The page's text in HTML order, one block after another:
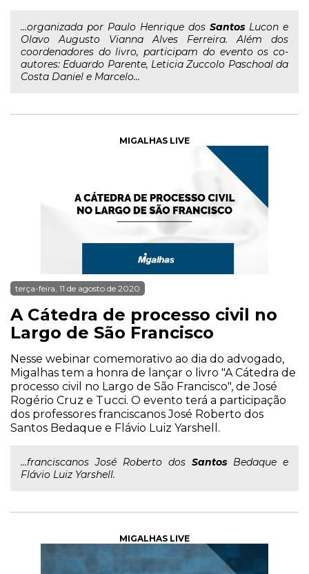
...organizada por Paulo Henrique dos Santos Lucon e
Olavo Augusto Vianna Alves Ferreira. Além dos
coordenadores do livro, participam do evento os co-
autores: Eduardo Parente, Leticia Zuccolo Paschoal da
Costa Daniel e Marcelo...
MIGALHAS LIVE
terça-feira, 11 de agosto de 2020
A Cátedra de processo civil no
Largo de São Francisco
Nesse webinar comemorativo ao dia do advogado,
Migalhas tem a honra de lançar o livro "A Cátedra de
processo civil no Largo de São Francisco", de José
Rogério Cruz e Tucci. O evento terá a participação
dos professores franciscanos José Roberto dos
Santos Bedaque e Flávio Luiz Yarshell.
...franciscanos José Roberto dos Santos Bedaque e
Flávio Luiz Yarshell.
MIGALHAS LIVE